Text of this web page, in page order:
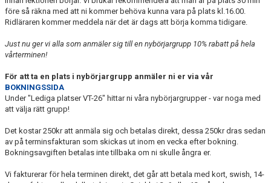
SURF-HÄNG
TORSDAGSDRESSYREN
före så räkna med att ni kommer behöva kunna vara på plats kl.16.00.
Ridläraren kommer meddela när det är dags att börja komma tidigare.
Just nu ger vi alla som anmäler sig till en nybörjargrupp 10% rabatt på hela
vårterminen!
För att ta en plats i nybörjargrupp anmäler ni er via vår
BOKNINGSSIDA
Under "Lediga platser VT-26" hittar ni våra nybörjargrupper - var noga med
att välja rätt grupp!
Det kostar 250kr att anmäla sig och betalas direkt, dessa 250kr dras sedan
av på terminsfakturan som skickas ut inom en vecka efter bokning.
Bokningsavgiften betalas inte tillbaka om ni skulle ångra er.
Vi fakturerar för hela terminen direkt, det går att betala med kort, swish, 14-